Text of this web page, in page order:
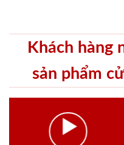
Khách hàng
sản phẩm